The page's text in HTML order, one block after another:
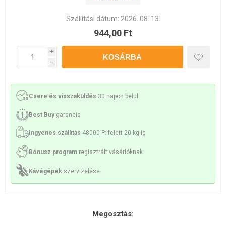
Szállítási dátum: 2026. 08. 13.
944,00 Ft
i
h
Csere és visszaküldés 30 napon belül
Best Buy garancia
Ingyenes szállítás 48000 Ft felett 20 kg-ig
Bónusz program regisztrált vásárlóknak
Kávégépek szervizelése
Megosztás: